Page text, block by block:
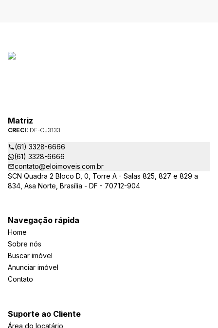
Matriz
CRECI: DF-CJ3133
(61) 3328-6666
(61) 3328-6666
contato@eloimoveis.com.br
SCN Quadra 2 Bloco D, 0, Torre A - Salas 825, 827 e 829 a
834, Asa Norte, Brasília - DF - 70712-904
Navegação rápida
Home
Sobre nós
Buscar imóvel
Anunciar imóvel
Contato
Suporte ao Cliente
Área do locatário